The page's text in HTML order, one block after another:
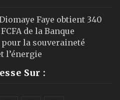
Faye obtient 340
de la Banque
la souveraineté
l’énergie
Sur :